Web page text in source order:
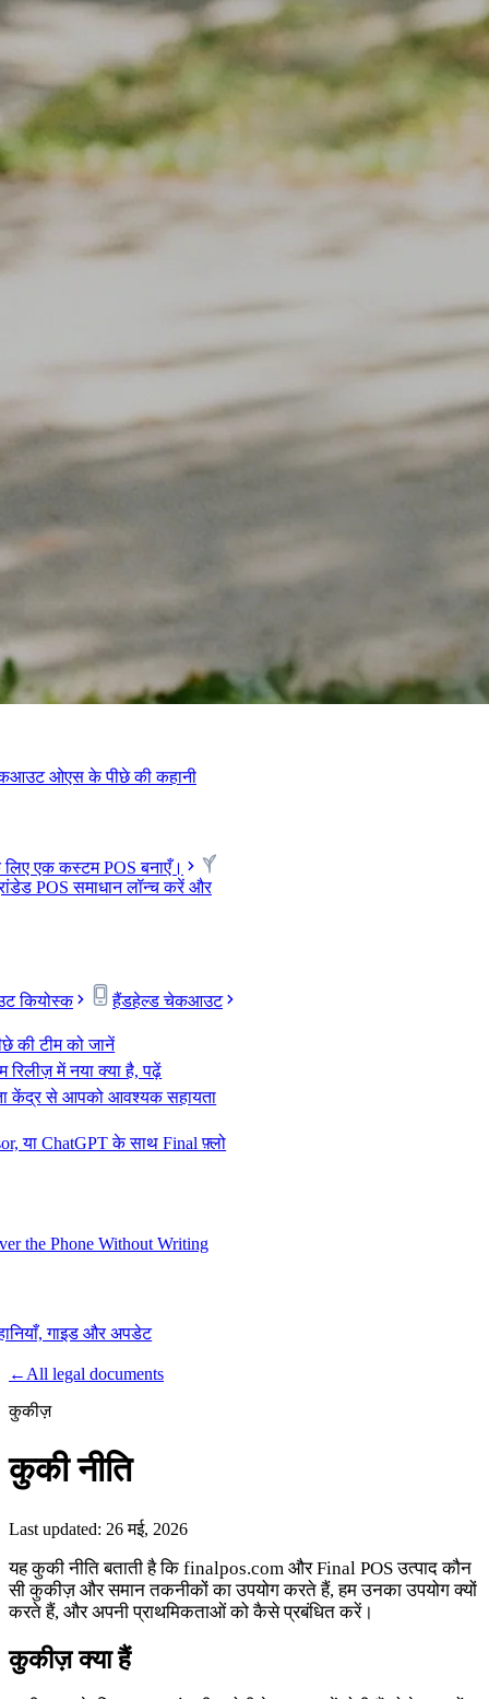
ओएस के पीछे की कहानी
एक कस्टम POS बनाएँ।
POS समाधान लॉन्च करें और
कियोस्क हैंडहेल्ड चेकआउट
की टीम को जानें
रिलीज़ में नया क्या है, पढ़ें
केंद्र से आपको आवश्यक सहायता
या ChatGPT के साथ Final फ़्लो
the Phone Without Writing
गाइड और अपडेट
Product
Merchant Hub
Organization Tools BuildCreate unique checkout flows
ScaleDistribute your POS creations
custom capabilities
Flows
Pricing
← All legal documents
कुकीज़
कुकी नीति
Last updated: 26 मई, 2026
यह कुकी नीति बताती है कि finalpos.com और Final POS उत्पाद कौन
सी कुकीज़ और समान तकनीकों का उपयोग करते हैं, हम उनका उपयोग क्यों
करते हैं, और अपनी प्राथमिकताओं को कैसे प्रबंधित करें।
कुकीज़ क्या हैं